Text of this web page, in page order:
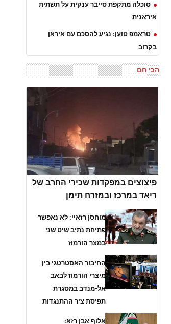
סוכלה מתקפת סייבר ענקית על תשתית
איראנית
טראמפ טוען: נגיע להסכם עם איראן
בקרוב
הכי חם
פיצוצים במפקדות שכירי החרב של
ריאד במרכז ובמזרח תימן
מוחסן רזאיי: לא נאפשר
פתיחת נתיב שיט שני
במצר הורמוז
החיבור האסטרטגי בין
מיצרי הורמוז לבאב
אל-מנדב במסגרת
תפיסת ציר ההתנגדות
אלוף אבן רזא: